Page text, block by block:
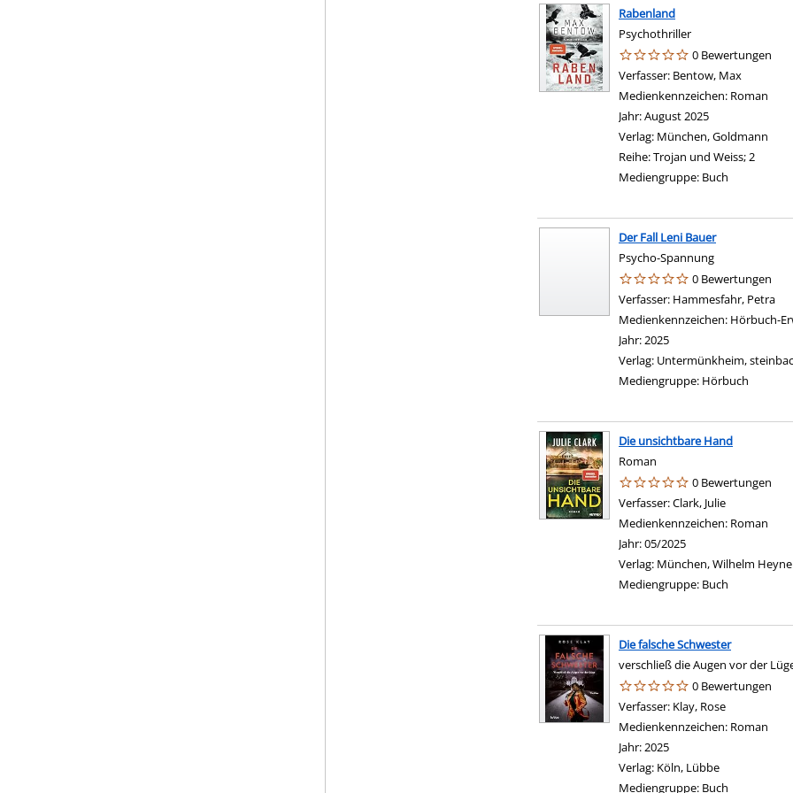
Rabenland
Psychothriller
0 Bewertungen
Verfasser: Bentow, Max
Medienkennzeichen: Roman
Jahr:August 2025
Verlag: München, Goldmann
Reihe:Trojan und Weiss; 2
Mediengruppe: Buch
Der Fall Leni Bauer
Psycho-Spannung
0 Bewertungen
Verfasser: Hammesfahr, Petra
Medienkennzeichen: Hörbuch-
Jahr:2025
Verlag: Untermünkheim,
Mediengruppe: Hörbuch
Die unsichtbare Hand
Roman
0 Bewertungen
Verfasser:Clark, Julie
Medienkennzeichen: Roman
Jahr:05/2025
Verlag: München, Wilhelm Heyne
Mediengruppe: Buch
Die falsche Schwester
verschließ die Augen vor der
0 Bewertungen
Verfasser: Klay, Rose
Medienkennzeichen: Roman
Jahr:2025
Verlag: Köln, Lübbe
Mediengruppe: Buch